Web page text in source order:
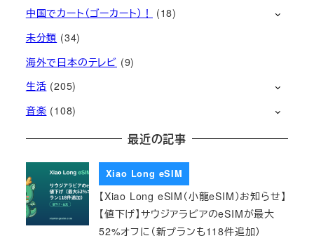
中国でカート（ゴーカート）！
(18)
未分類 (34)
海外で日本のテレビ (9)
生活 (205)
音楽 (108)
最近の記事
Xiao Long eSIM
【Xiao Long eSIM（小龍eSIM）お知らせ】
【値下げ】サウジアラビアのeSIMが最大
52%オフに（新プランも118件追加）